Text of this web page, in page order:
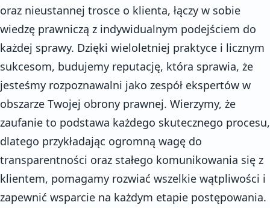
oraz nieustannej trosce o klienta, łączy w sobie
wiedzę prawniczą z indywidualnym podejściem do
każdej sprawy. Dzięki wieloletniej praktyce i licznym
sukcesom, budujemy reputację, która sprawia, że
jesteśmy rozpoznawalni jako zespół ekspertów w
obszarze Twojej obrony prawnej. Wierzymy, że
zaufanie to podstawa każdego skutecznego procesu,
dlatego przykładając ogromną wagę do
transparentności oraz stałego komunikowania się z
klientem, pomagamy rozwiać wszelkie wątpliwości i
zapewnić wsparcie na każdym etapie postępowania.